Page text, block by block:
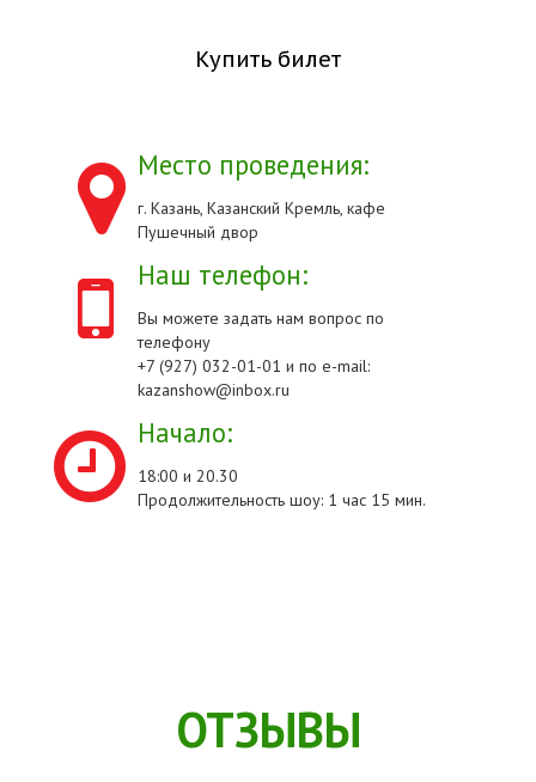
Купить билет
Место проведения:
г. Казань, Казанский Кремль, кафе
Пушечный двор
Наш телефон:
Вы можете задать нам вопрос по
телефону
+7 (927) 032-01-01 и по e-mail:
kazanshow@inbox.ru
Начало:
18:00 и 20.30
Продолжительность шоу: 1 час 15 мин.
ОТЗЫВЫ